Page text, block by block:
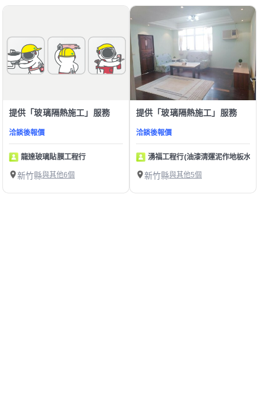
提供「玻璃隔熱施工」服務
洽談後報價
龍達玻璃貼膜工程行
新竹縣與其他6個
提供「玻璃隔熱施工」服務
洽談後報價
湧福工程行(油漆清運泥作地板水電
新竹縣與其他5個